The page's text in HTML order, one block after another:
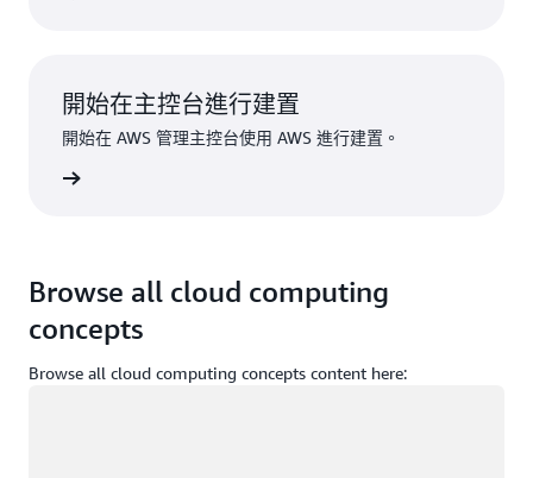
開始在主控台進行建置
開始在 AWS 管理主控台使用 AWS 進行建置。
Browse all cloud computing
concepts
Browse all cloud computing concepts content here: